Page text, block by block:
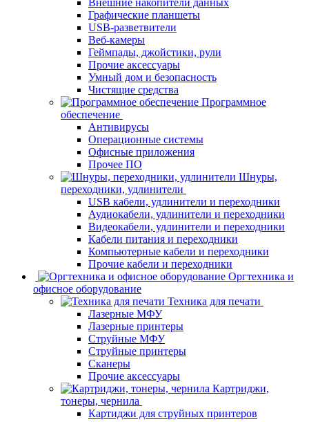
Графические планшеты
USB-разветвители
Веб-камеры
Геймпады, джойстики, рули
Прочие аксессуары
Умный дом и безопасность
Чистящие средства
Программное
обеспечение
Антивирусы
Операционные системы
Офисные приложения
Прочее ПО
Шнуры,
переходники, удлинители
USB кабели, удлинители и переходники
Аудиокабели, удлинители и переходники
Видеокабели, удлинители и переходники
Кабели питания и переходники
Компьютерные кабели и переходники
Прочие кабели и переходники
Оргтехника и
офисное оборудование
Техника для печати
Лазерные МФУ
Лазерные принтеры
Струйные МФУ
Струйные принтеры
Сканеры
Прочие аксессуары
Картриджи,
тонеры, чернила
Картиджи для струйных принтеров